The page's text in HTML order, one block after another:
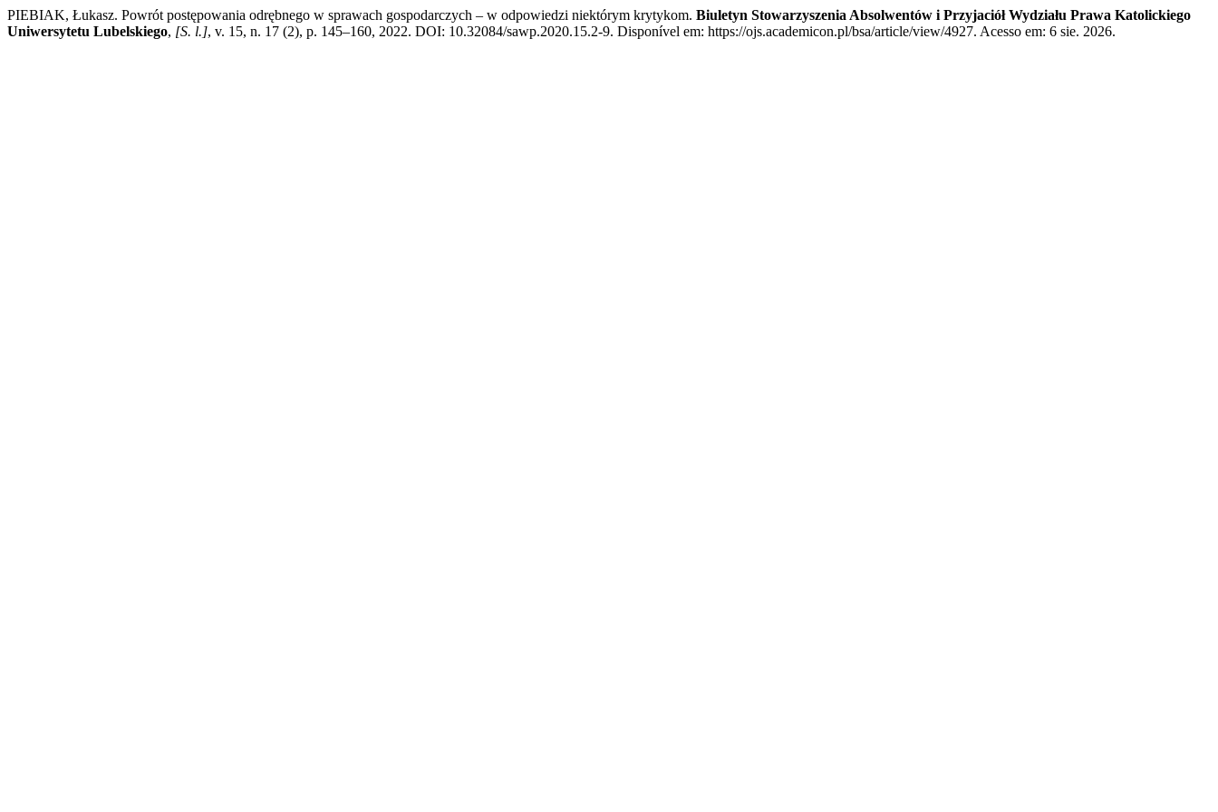
PIEBIAK, Łukasz. Powrót postępowania odrębnego w sprawach gospodarczych – w odpowiedzi niektórym krytykom. Biuletyn Stowarzyszenia Absolwentów i Przyjaciół Wydziału Prawa Katolickiego
Uniwersytetu Lubelskiego, [S. l.], v. 15, n. 17 (2), p. 145–160, 2022. DOI: 10.32084/sawp.2020.15.2-9. Disponível em: https://ojs.academicon.pl/bsa/article/view/4927. Acesso em: 6 sie. 2026.